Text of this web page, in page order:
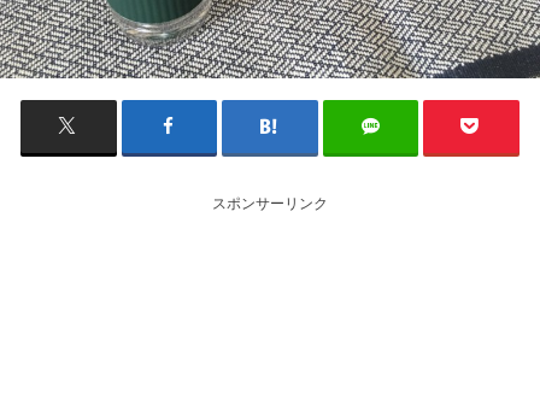
スポンサーリンク